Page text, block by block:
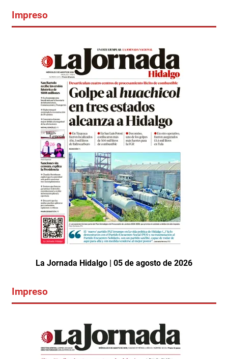
Impreso
La Jornada Hidalgo | 05 de agosto de 2026
Impreso